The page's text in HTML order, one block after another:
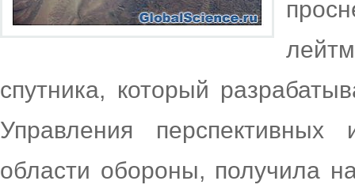
спутника, который
Управления перспективных
области обороны, получила